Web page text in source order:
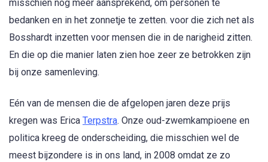
misschien nog meer aansprekend, om personen te
bedanken en in het zonnetje te zetten. voor die zich net als
Bosshardt inzetten voor mensen die in de narigheid zitten.
En die op die manier laten zien hoe zeer ze betrokken zijn
bij onze samenleving.
Eén van de mensen die de afgelopen jaren deze prijs
kregen was Erica Terpstra. Onze oud-zwemkampioene en
politica kreeg de onderscheiding, die misschien wel de
meest bijzondere is in ons land, in 2008 omdat ze zo